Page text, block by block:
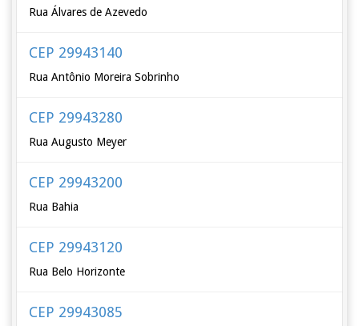
Rua Álvares de Azevedo
CEP 29943140
Rua Antônio Moreira Sobrinho
CEP 29943280
Rua Augusto Meyer
CEP 29943200
Rua Bahia
CEP 29943120
Rua Belo Horizonte
CEP 29943085